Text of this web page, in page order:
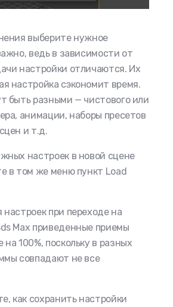
выберите нужное
ведь в зависимости от
настройки отличаются. Их
настройка сэкономит время.
быть разными — чистового или
анимации, наборы пресетов
и т.д.
настроек в новой сцене
в том же меню пункт Load
настроек при переходе на
Max приведенные приемы
100%, поскольку в разных
совпадают не все
как сохранить настройки